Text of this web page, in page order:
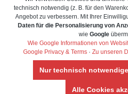
technisch notwendig (z. B. für den
Angebot zu verbessern. Mit Ihrer
Daten für die Personalisierung von
wie Google
Wie Google Informationen von
Google Privacy & Terms · Zu unseren
Nur technisch notwendige
Alle Cookies